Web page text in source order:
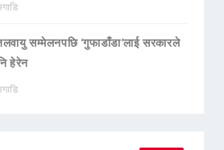
सम्मेलनपछि ‘गुफाडाँडा’लाई सरकारले
हेरेन